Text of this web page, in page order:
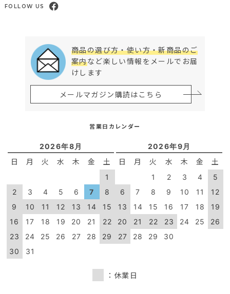
FOLLOW US
商品の選び方・使い方・新商品のご
案内など楽しい情報をメールでお届
けします
メールマガジン購読はこちら
営業日カレンダー
2026年8月
日 月 火 水 木 金 土
1
2
3 4 5 6 7
8
9
10 11 12 13 14
15
16
17 18 19 20 21
22
23
24 25 26 27 28
29
30
31
2026年9月
日 月 火 水 木 金 土
1 2 3 4
5
6
7 8 9 10 11
12
13
14 15 16 17 18
19
20
21 22 23 24 25
26
27
28 29 30
：休業日